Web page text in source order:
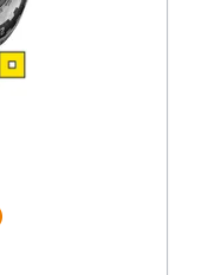
Mehr Informationen zum